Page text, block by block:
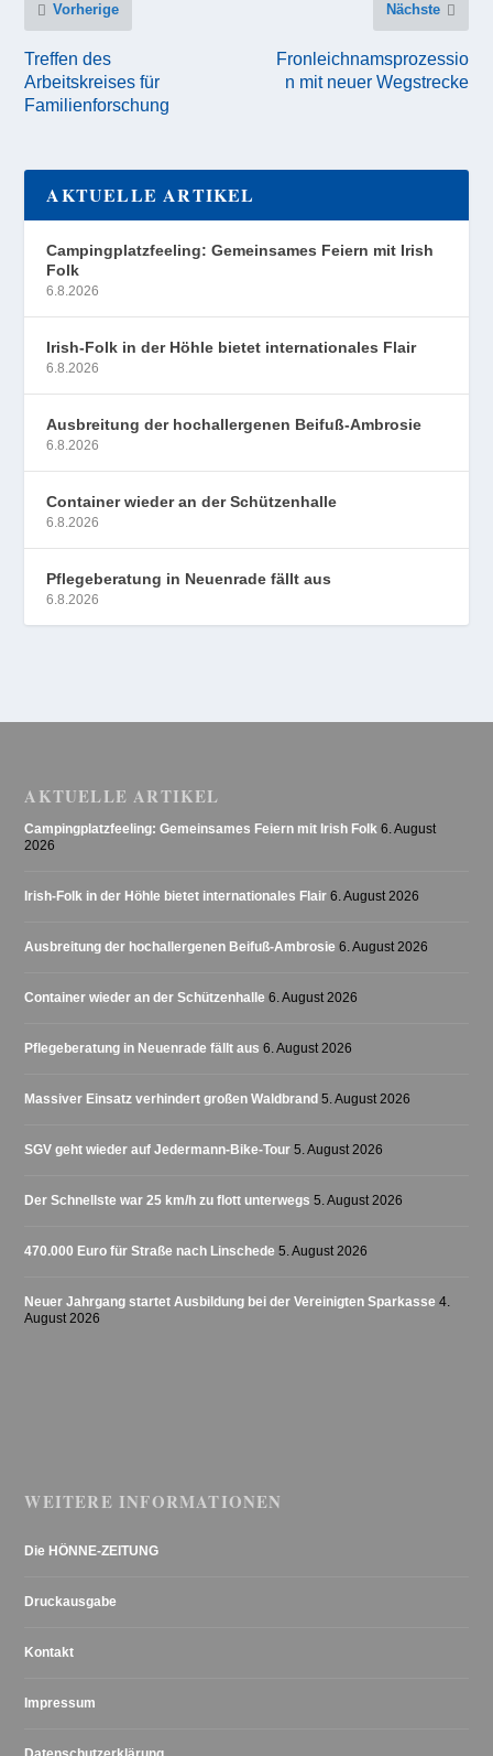
Vorherige
Treffen des
Arbeitskreises für
Familienforschung
Nächste
Fronleichnamsprozessio
n mit neuer Wegstrecke
AKTUELLE ARTIKEL
Campingplatzfeeling: Gemeinsames Feiern mit Irish
Folk
6.8.2026
Irish-Folk in der Höhle bietet internationales Flair
6.8.2026
Ausbreitung der hochallergenen Beifuß-Ambrosie
6.8.2026
Container wieder an der Schützenhalle
6.8.2026
Pflegeberatung in Neuenrade fällt aus
6.8.2026
AKTUELLE ARTIKEL
Campingplatzfeeling: Gemeinsames Feiern mit Irish Folk 6. August
2026
Irish-Folk in der Höhle bietet internationales Flair 6. August 2026
Ausbreitung der hochallergenen Beifuß-Ambrosie 6. August 2026
Container wieder an der Schützenhalle 6. August 2026
Pflegeberatung in Neuenrade fällt aus 6. August 2026
Massiver Einsatz verhindert großen Waldbrand 5. August 2026
SGV geht wieder auf Jedermann-Bike-Tour 5. August 2026
Der Schnellste war 25 km/h zu flott unterwegs 5. August 2026
470.000 Euro für Straße nach Linschede 5. August 2026
Neuer Jahrgang startet Ausbildung bei der Vereinigten Sparkasse 4.
August 2026
WEITERE INFORMATIONEN
Die HÖNNE-ZEITUNG
Druckausgabe
Kontakt
Impressum